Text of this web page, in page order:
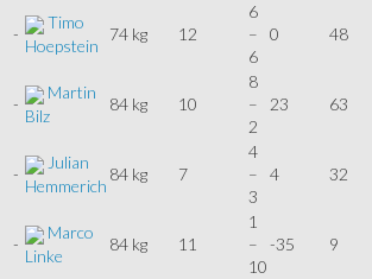
-
Timo
Hoepstein
74 kg 12
6
–
6
0 48
-
Martin
Bilz
84 kg 10
8
–
2
23 63
-
Julian
Hemmerich
84 kg 7
4
–
3
4 32
-
Marco
Linke
84 kg 11
1
–
10
-35 9